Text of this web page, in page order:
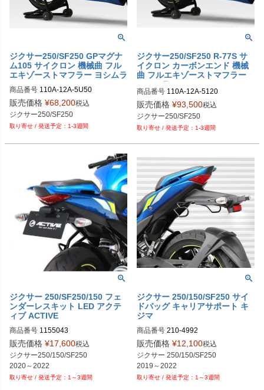
ジクサー250/SF250 GPマグナ
ム105 サイクロン 機械曲 フル
エキゾーストマフラー ヨシムラ
商品番号 110A-12A-5U50
PLOT型番：P102-0290
販売価格 ¥68,200税込
ジクサー250/SF250
1-3週間
ジクサー250/SF250 R-77S サ
イクロン カーボンエンド 機械
曲 フルエキゾーストマフラー
ヨシムラ
商品番号 110A-12A-5120
PLOT型番：P102-0288
販売価格 ¥93,500税込
ジクサー250/SF250
1-3週間
ジクサー 250/SF250/150 フェ
ンダーレスキット LED アクテ
ィブ ACTIVE
商品番号 1155043
PLOT型番：P103-3645
販売価格 ¥17,600税込
ジクサー250/150/SF250
2020～2022
1～3週間
ジクサー 250/150/SF250 サイ
ドバッグ キャリアサポート キ
ジマ
商品番号
販売価格 ¥12,100税込
ジクサー 250/150/SF250
2019～2022
1～3週間